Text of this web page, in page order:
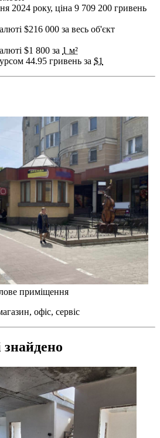
2024 року, ціна 9 709 200 гривень
$216 000 за весь об'єкт
$1 800 за 1 м²
44.95 гривень за $1
приміщення
офіс, сервіс